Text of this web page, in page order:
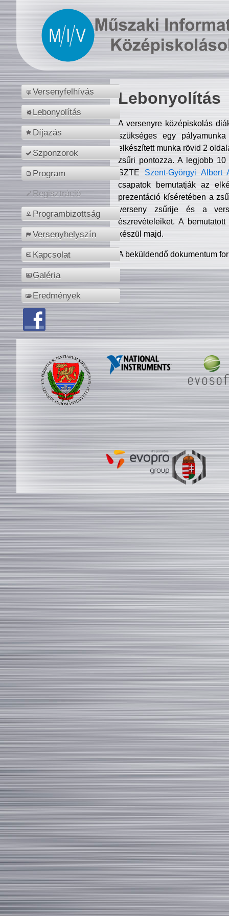
Versenyfelhívás
Lebonyolítás
Díjazás
Szponzorok
Program
Regisztráció
Programbizottság
Versenyhelyszín
Kapcsolat
Galéria
Eredmények
Lebonyolítás
A versenyre középiskolás
szükséges egy
elkészített munka rövid 2
zsűri pontozza. A legjobb
SZTE Szent-Györgyi Albert
csapatok bemutatják az
prezentáció kíséretében a
verseny zsűrije és a
észrevételeiket. A
készül majd.
A beküldendő dokumentum